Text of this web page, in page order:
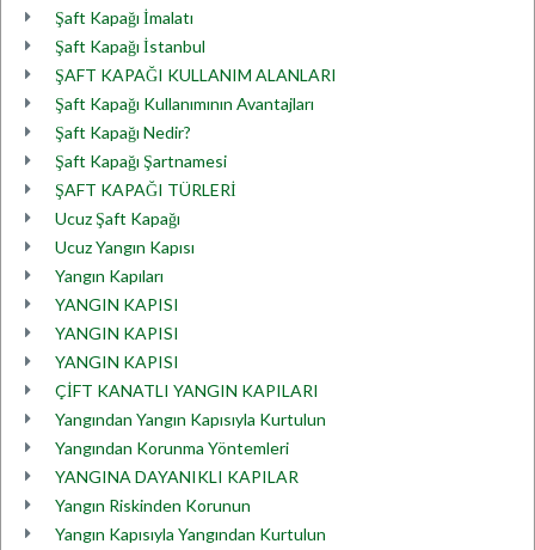
Şaft Kapağı İmalatı
Şaft Kapağı İstanbul
ŞAFT KAPAĞI KULLANIM ALANLARI
Şaft Kapağı Kullanımının Avantajları
Şaft Kapağı Nedir?
Şaft Kapağı Şartnamesi
ŞAFT KAPAĞI TÜRLERİ
Ucuz Şaft Kapağı
Ucuz Yangın Kapısı
Yangın Kapıları
YANGIN KAPISI
YANGIN KAPISI
YANGIN KAPISI
ÇİFT KANATLI YANGIN KAPILARI
Yangından Yangın Kapısıyla Kurtulun
Yangından Korunma Yöntemleri
YANGINA DAYANIKLI KAPILAR
Yangın Riskinden Korunun
Yangın Kapısıyla Yangından Kurtulun